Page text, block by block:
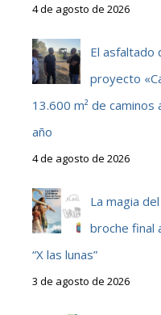
4 de agosto de 2026
El asfaltado
proyecto
13.600 m² de
año
4 de agosto de 2026
La magia
broche final
“X las lunas”
3 de agosto de 2026